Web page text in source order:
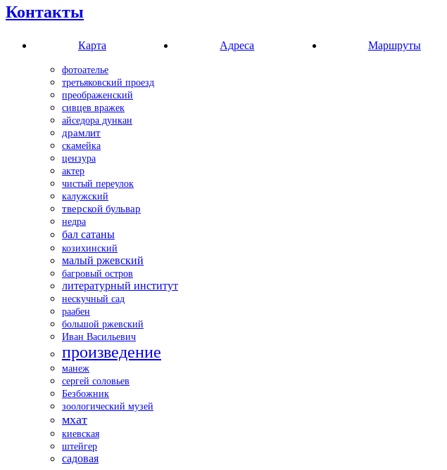
Контакты
Карта Адреса Маршруты
фотоателье
третьяковский проезд
преображенский
сивцев вражек
айседора дункан
драмлит
скамейка
цензура
актер
чистый переулок
калужский
тверской бульвар
недра
бал сатаны
козихинский
малый ржевский
багровый остров
литературный институт
нескучный сад
раабен
большой ржевский
Иван Васильевич
произведение
манеж
сергей соловьев
Безбожник
зоологический музей
мхат
киевская
штейгер
садовая